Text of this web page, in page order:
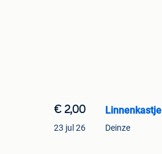
€ 2,00
23 jul 26
Linnenkastje
Deinze